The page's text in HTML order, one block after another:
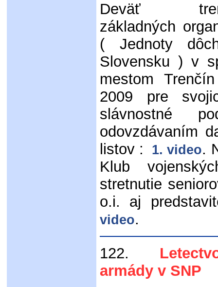
Deväť
základných
( Jednoty
Slovensku ) v
mestom
2009 pre
slávnostné
odovzdávaním
listov :
1. video.
Klub
stretnutie
o.i. aj
video.
122.
armády v SNP